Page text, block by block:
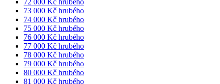
72 000 Kč hrubého
73 000 Kč hrubého
74 000 Kč hrubého
75 000 Kč hrubého
76 000 Kč hrubého
77 000 Kč hrubého
78 000 Kč hrubého
79 000 Kč hrubého
80 000 Kč hrubého
81 000 Kč hrubého